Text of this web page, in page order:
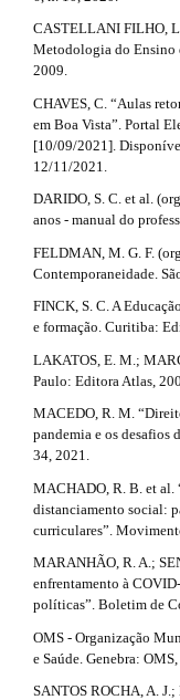
.
s
i
d
e
b
a
#
#
.
d
e
t
a
i
l
s
#
#
CASTELLANI FILHO,
Metodologia do Ensino
2009.
CHAVES, C. “Aulas
em Boa Vista”. Portal
[10/09/2021].
12/11/2021.
DARIDO, S. C. et al.
anos - manual do
FELDMAN, M. G. F.
Contemporaneidade.
FINCK, S. C. A
e formação. Curitiba:
LAKATOS, E. M.;
Paulo: Editora Atlas,
MACEDO, R. M.
pandemia e os desafios
34, 2021.
MACHADO, R. B. et al.
distanciamento social:
curriculares”.
MARANHÃO, R. A.;
enfrentamento à
políticas”. Boletim de
OMS - Organização
e Saúde. Genebra: OMS,
SANTOS ROCHA, A.